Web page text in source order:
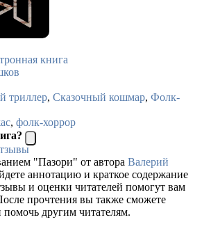
книга
триллер, Сказочный кошмар, Фолк-
, фолк-хоррор
"Пазори" от автора Валерий
аннотацию и краткое содержание
и оценки читателей помогут вам
прочтения вы также сможете
помочь другим читателям.